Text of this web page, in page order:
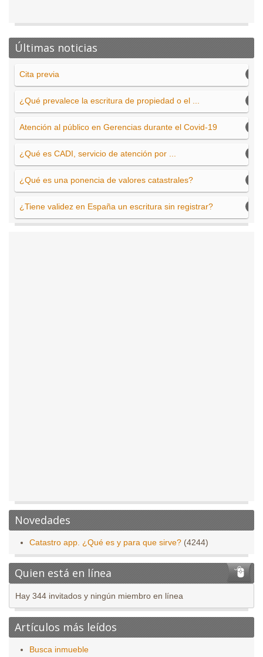
Últimas noticias
Cita previa
¿Qué prevalece la escritura de propiedad o el ...
Atención al público en Gerencias durante el Covid-19
¿Qué es CADI, servicio de atención por ...
¿Qué es una ponencia de valores catastrales?
¿Tiene validez en España un escritura sin registrar?
Novedades
Catastro app. ¿Qué es y para que sirve? (4244)
Quien está en línea
Hay 344 invitados y ningún miembro en línea
Artículos más leídos
Busca inmueble